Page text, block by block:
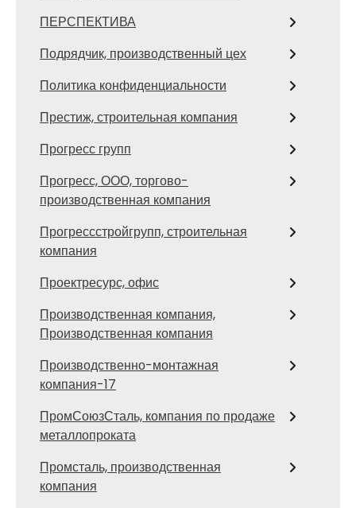
ПЕРСПЕКТИВА
Подрядчик, производственный цех
Политика конфиденциальности
Престиж, строительная компания
Прогресс групп
Прогресс, ООО, торгово-
производственная компания
Прогрессстройгрупп, строительная
компания
Проектресурс, офис
Производственная компания,
Производственная компания
Производственно-монтажная
компания-17
ПромСоюзСталь, компания по продаже
металлопроката
Промсталь, производственная
компания